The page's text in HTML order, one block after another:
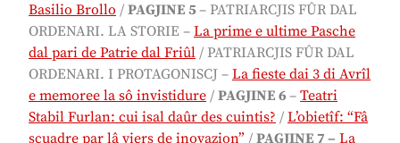
Basilio Brollo / PAGJINE 5 – PATRIARCJIS FÛR DAL
ORDENARI. LA STORIE – La prime e ultime Pasche
dal pari de Patrie dal Friûl / PATRIARCJIS FÛR DAL
ORDENARI. I PROTAGONISCJ – La fieste dai 3 di Avrîl
e memoree la sô invistidure / PAGJINE 6 – Teatri
Stabil Furlan: cui isal daûr des cuintis? / L’obietîf: “Fâ
scuadre par lâ viers de inovazion” / PAGJINE 7 – La